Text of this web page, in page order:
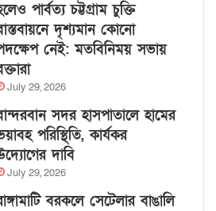
পার্বত্য চট্টগ্রাম চুক্তি
দৃশ্যমান কোনো
নেই: মতবিনিময় সভায়
July 29, 2026
সদর হাসপাতালে হামের
পরিস্থিতি, কার্যকর
দাবি
July 29, 2026
বরকলে সেটেলার বাঙালি